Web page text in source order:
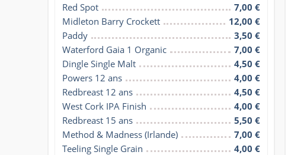
Red Spot
7,00 €
Midleton Barry Crockett
12,00 €
Paddy
3,50 €
Waterford Gaia 1 Organic
7,00 €
Dingle Single Malt
4,50 €
Powers 12 ans
4,00 €
Redbreast 12 ans
4,50 €
West Cork IPA Finish
4,00 €
Redbreast 15 ans
5,50 €
Method & Madness (Irlande)
7,00 €
Teeling Single Grain
4,00 €